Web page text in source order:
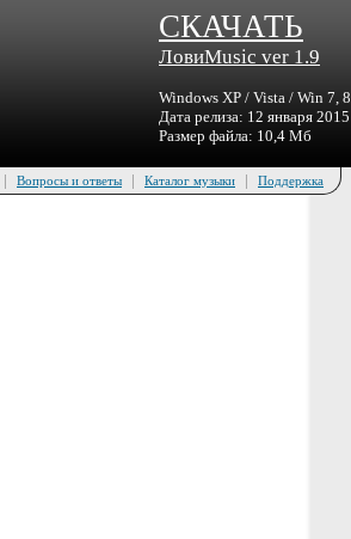
СКАЧАТЬ
ЛовиMusic ver 1.9
Windows XP / Vista / Win 7, 8
Дата релиза: 12 января 2015
Размер файла: 10,4 Мб
| Вопросы и ответы | Каталог музыки | Поддержка